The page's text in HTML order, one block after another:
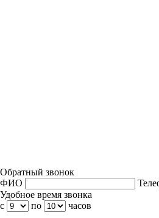
Обратный звонок
ФИО
Удобное время звонка
с
по часов